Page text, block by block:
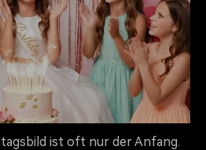
ist oft nur der Anfang.